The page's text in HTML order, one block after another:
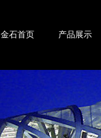
金石首页 产品展示